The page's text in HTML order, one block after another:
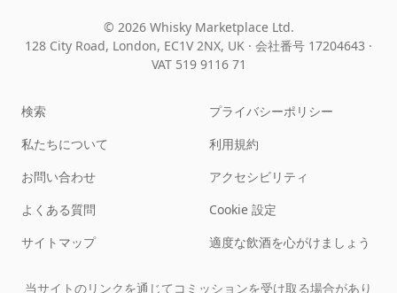
© 2026 Whisky Marketplace Ltd.
128 City Road, London, EC1V 2NX, UK · 会社番号 17204643 ·
VAT 519 9116 71
検索
私たちについて
お問い合わせ
よくある質問
サイトマップ
プライバシーポリシー
利用規約
アクセシビリティ
Cookie 設定
適度な飲酒を心がけましょう
当サイトのリンクを通じてコミッションを受け取る場合があり